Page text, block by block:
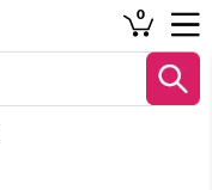
0